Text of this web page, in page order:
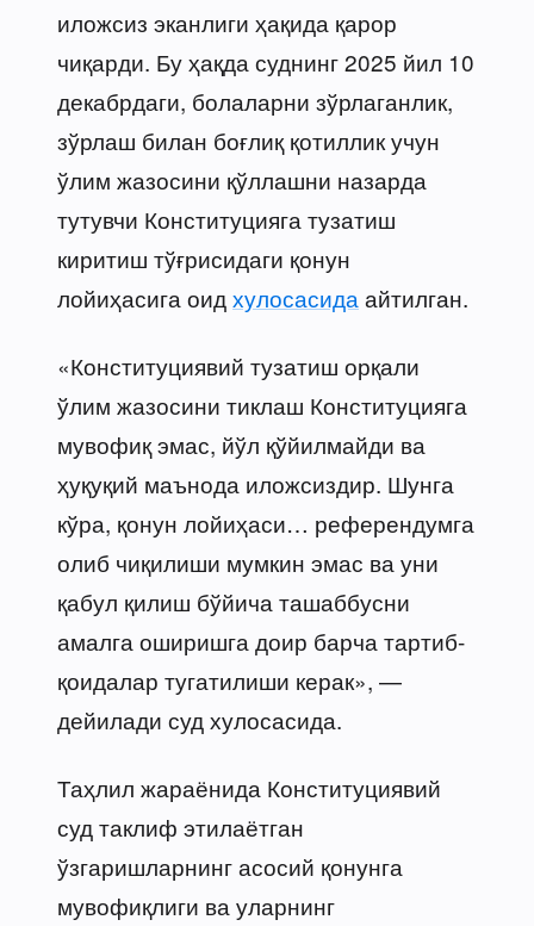
иложсиз эканлиги ҳақида қарор
чиқарди. Бу ҳақда суднинг 2025 йил 10
декабрдаги, болаларни зўрлаганлик,
зўрлаш билан боғлиқ қотиллик учун
ўлим жазосини қўллашни назарда
тутувчи Конституцияга тузатиш
киритиш тўғрисидаги қонун
лойиҳасига оидхулосасида айтилган.
«Конституциявий тузатиш орқали
ўлим жазосини тиклаш Конституцияга
мувофиқ эмас, йўл қўйилмайди ва
ҳуқуқий маънода иложсиздир. Шунга
кўра, қонун лойиҳаси… референдумга
олиб чиқилиши мумкин эмас ва уни
қабул қилиш бўйича ташаббусни
амалга оширишга доир барча тартиб-
қоидалар тугатилиши керак», —
дейилади суд хулосасида.
Таҳлил жараёнида Конституциявий
суд таклиф этилаётган
ўзгаришларнинг асосий қонунга
мувофиқлиги ва уларнинг